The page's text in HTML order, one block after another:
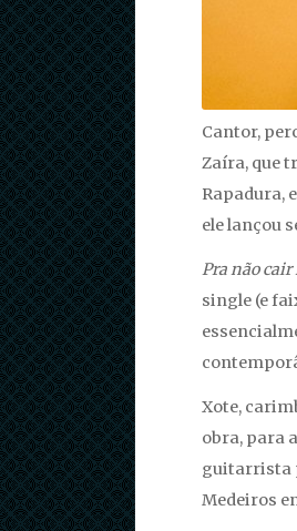
Cantor,
Zaíra, que
Rapadura,
ele lançou
Pra não cair
single (e
Xote,
obra, para
guitarrista
Medeiros